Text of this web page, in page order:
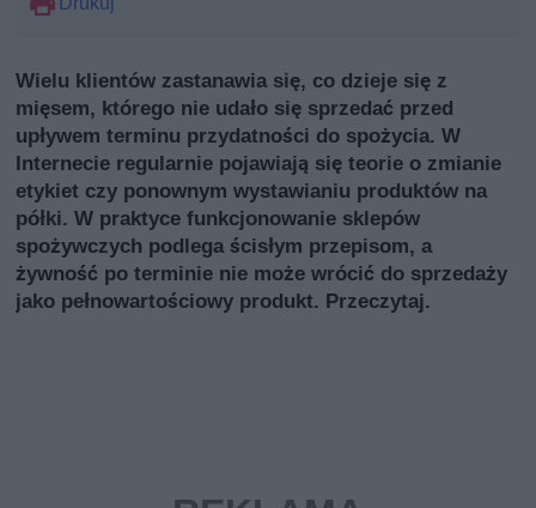
Wielu klientów zastanawia się, co dzieje się z
mięsem, którego nie udało się sprzedać przed
upływem terminu przydatności do spożycia. W
Internecie regularnie pojawiają się teorie o zmianie
etykiet czy ponownym wystawianiu produktów na
półki. W praktyce funkcjonowanie sklepów
spożywczych podlega ścisłym przepisom, a
żywność po terminie nie może wrócić do sprzedaży
jako pełnowartościowy produkt. Przeczytaj.